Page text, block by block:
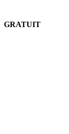
GRATUIT